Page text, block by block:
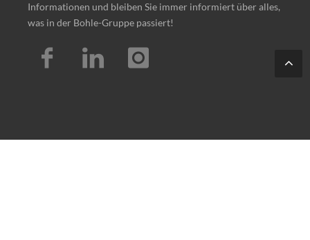
Informationen und bleiben Sie immer informiert über alles,
was in der Bohle-Gruppe passiert!